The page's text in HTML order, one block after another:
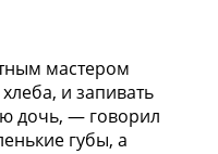
мастером
и запивать
дочь, — говорил
губы, а